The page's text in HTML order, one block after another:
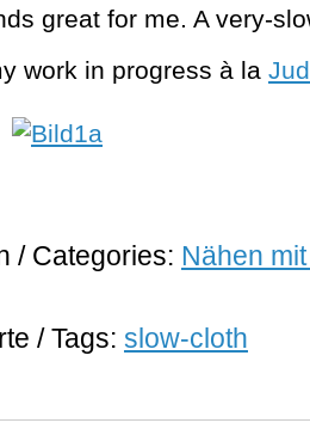
great for me. A very-
work in progress à la
/ Categories: Nähen
/ Tags: slow-cloth